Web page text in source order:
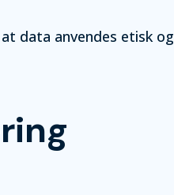
data anvendes etisk og